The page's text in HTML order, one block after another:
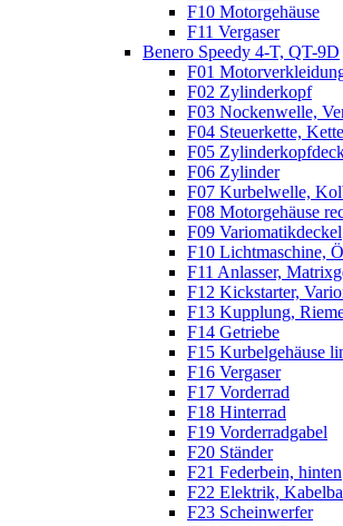
F10 Motorgehäuse
F11 Vergaser
Benero Speedy 4-T, QT-9D
F01
F02 Zylinderkopf
F03 Nockenwelle,
F04 Steuerkette,
F05
F06 Zylinder
F07 Kurbelwelle,
F08 Motorgehäuse
F09 Variomatikdeckel
F10 Lichtmaschine,
F11 Anlasser,
F12 Kickstarter,
F13 Kupplung,
F14 Getriebe
F15 Kurbelgehäuse
F16 Vergaser
F17 Vorderrad
F18 Hinterrad
F19 Vorderradgabel
F20 Ständer
F21 Federbein, hinten
F22 Elektrik,
F23 Scheinwerfer